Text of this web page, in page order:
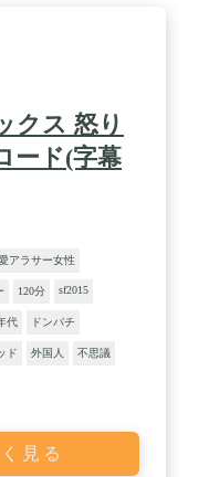
クス 怒り
ード(字幕
アラサー女性
120分 sf2015
代 ドンパチ
ド 外国人 不思議
見る